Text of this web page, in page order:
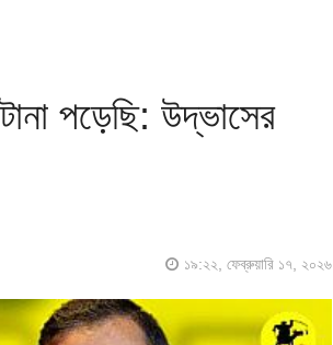
পড়েছি: উদ্ভাসের
১৯:২২, ফেব্রুয়ারি ১৭, ২০২৬